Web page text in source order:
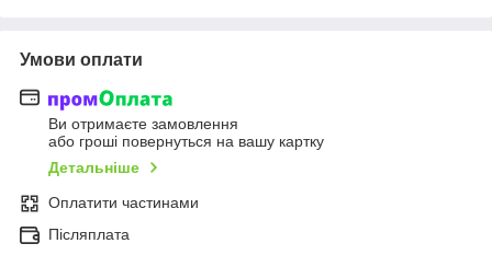
Умови оплати
Ви отримаєте замовлення
або гроші повернуться на вашу картку
Детальніше
Оплатити частинами
Післяплата